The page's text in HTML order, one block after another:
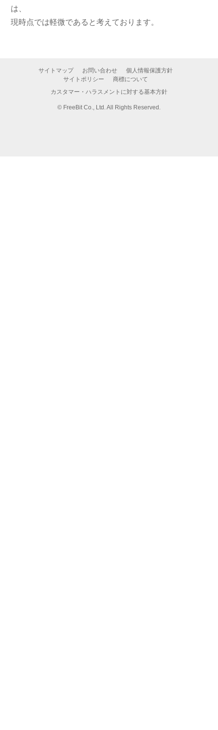
は、
現時点では軽微であると考えております。
サイトマップ お問い合わせ
個人情報保護方針
サイトポリシー
商標について
カスタマー・ハラスメントに対する基本方針
© FreeBit Co., Ltd. All Rights Reserved.